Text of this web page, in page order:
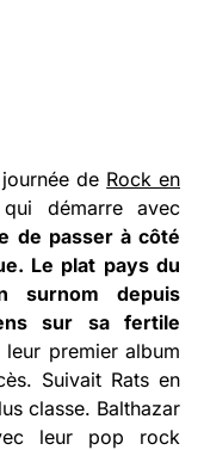
de Rock en
démarre avec
de passer à côté
Le plat pays du
surnom depuis
sur sa fertile
premier album
Suivait Rats en
classe. Balthazar
leur pop rock